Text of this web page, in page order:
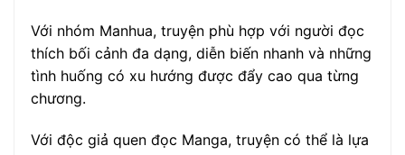
Với nhóm Manhua, truyện phù hợp với người đọc
thích bối cảnh đa dạng, diễn biến nhanh và những
tình huống có xu hướng được đẩy cao qua từng
chương.
Với độc giả quen đọc Manga, truyện có thể là lựa